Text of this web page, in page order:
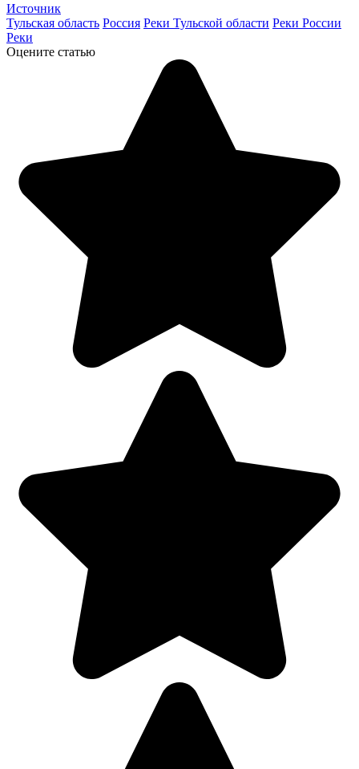
Источник
Тульская область Россия Реки Тульской области Реки России
Реки
Оцените статью